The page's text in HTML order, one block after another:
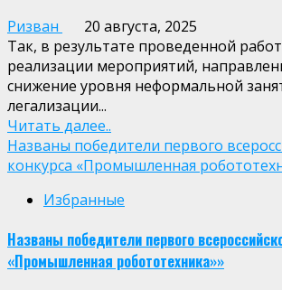
Ризван
20 августа, 2025
Так, в результате проведенной
реализации мероприятий,
снижение уровня неформальной
легализации...
Читать далее..
Названы победители первого
конкурса «Промышленная
Избранные
Названы победители первого
«Промышленная робототехника»»